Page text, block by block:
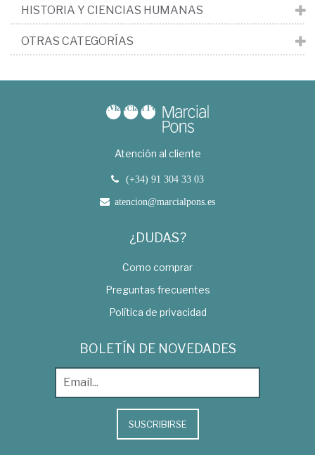
HISTORIA Y CIENCIAS HUMANAS
OTRAS CATEGORÍAS
Atención al cliente
(+34) 91 304 33 03
atencion@marcialpons.es
¿DUDAS?
Como comprar
Preguntas frecuentes
Política de privacidad
BOLETÍN DE NOVEDADES
SUSCRIBIRSE